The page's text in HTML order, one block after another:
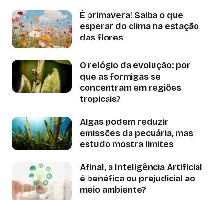
É primavera! Saiba o que
esperar do clima na estação
das flores
O relógio da evolução: por
que as formigas se
concentram em regiões
tropicais?
Algas podem reduzir
emissões da pecuária, mas
estudo mostra limites
Afinal, a Inteligência Artificial
é benéfica ou prejudicial ao
meio ambiente?